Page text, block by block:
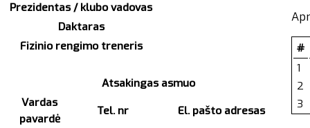
Prezidentas / klubo vadovas
Daktaras
Fizinio rengimo treneris
Atsakingas asmuo
Vardas
pavardė
Tel. nr El. pašto adresas
#
1
2
3